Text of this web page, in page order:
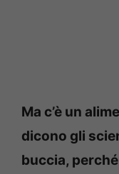
Ma c’è un
dicono gli
buccia,